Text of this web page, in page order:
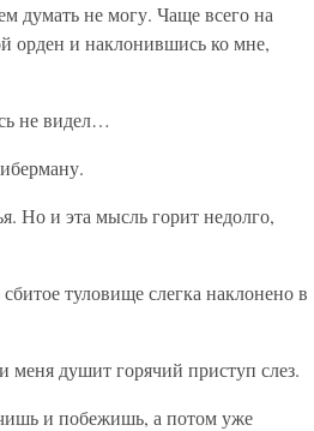
не могу. Чаще всего на
орден и наклонившись ко мне,
не видел…
Но и эта мысль горит недолго,
туловище слегка наклонено в
душит горячий приступ слез.
и побежишь, а потом уже